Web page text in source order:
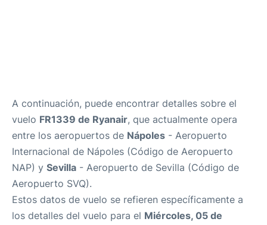
A continuación, puede encontrar detalles sobre el
vuelo FR1339 de Ryanair, que actualmente opera
entre los aeropuertos de Nápoles - Aeropuerto
Internacional de Nápoles (Código de Aeropuerto
NAP) y Sevilla - Aeropuerto de Sevilla (Código de
Aeropuerto SVQ).
Estos datos de vuelo se refieren específicamente a
los detalles del vuelo para el Miércoles, 05 de